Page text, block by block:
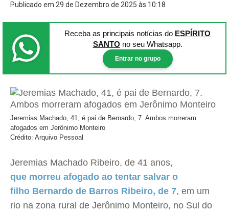
Publicado em 29 de Dezembro de 2025 às 10:18
Receba as principais notícias do ESPÍRITO
SANTO no seu Whatsapp.
Entrar no grupo
Jeremias Machado, 41, é pai de Bernardo, 7. Ambos morreram
afogados em Jerônimo Monteiro
Crédito: Arquivo Pessoal
Jeremias Machado Ribeiro, de 41 anos,
que morreu afogado ao tentar salvar o
filho Bernardo de Barros Ribeiro, de 7, em um
rio na zona rural de Jerônimo Monteiro, no Sul do